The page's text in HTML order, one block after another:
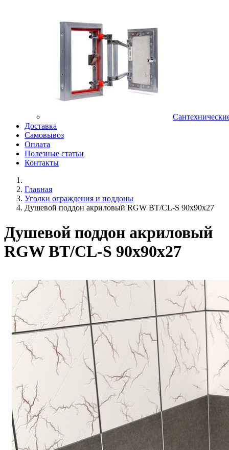
Доставка
Самовывоз
Оплата
Полезные статьи
Контакты
Главная
Уголки ограждения и поддоны
Душевой поддон акриловый RGW BT/CL-S 90x90x27
Душевой поддон акриловый
RGW BT/CL-S 90x90x27